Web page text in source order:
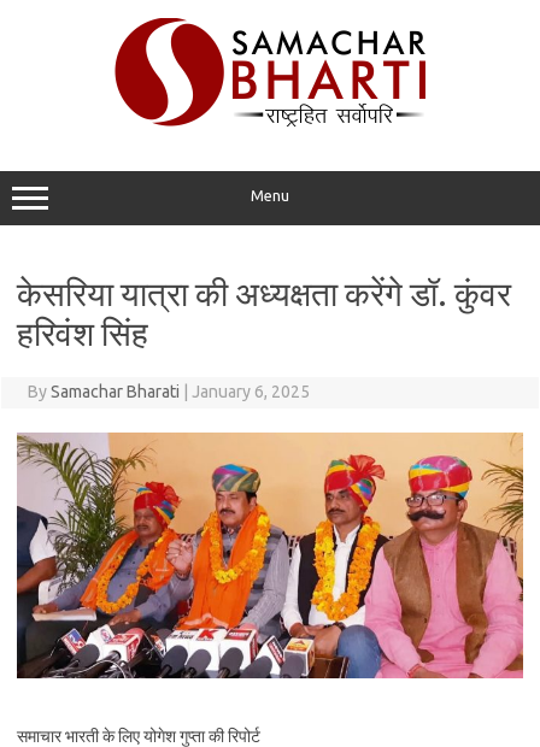
Menu
केसरिया यात्रा की अध्यक्षता करेंगे डॉ. कुंवर
हरिवंश सिंह
BySamachar Bharati January 6, 2025
समाचार भारती के लिए योगेश गुप्ता की रिपोर्ट